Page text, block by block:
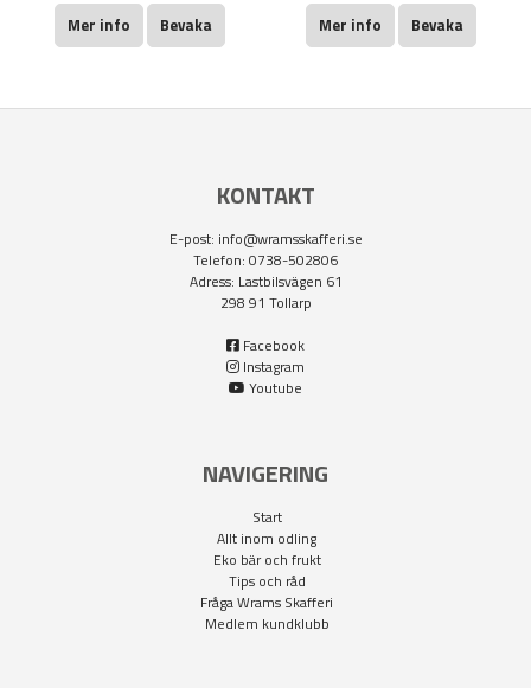
ger ett nytt knippe lökar.
Mer info Bevaka
Skörda vitlöken färsk i maj eller
slutskörda den i augusti och
Mer info Bevaka
KONTAKT
E-post: info@wramsskafferi.se
Telefon: 0738-502806
Adress: Lastbilsvägen 61
298 91 Tollarp
Facebook
Instagram
Youtube
NAVIGERING
Start
Allt inom odling
Eko bär och frukt
Tips och råd
Fråga Wrams Skafferi
Medlem kundklubb